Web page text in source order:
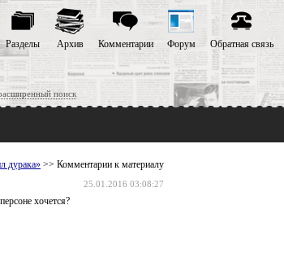
поиск
Разделы Архив Комментарии Форум Обратная связь
дурака» >> Комментарии к материалу
25.01.2016 03:08:27
хочется?